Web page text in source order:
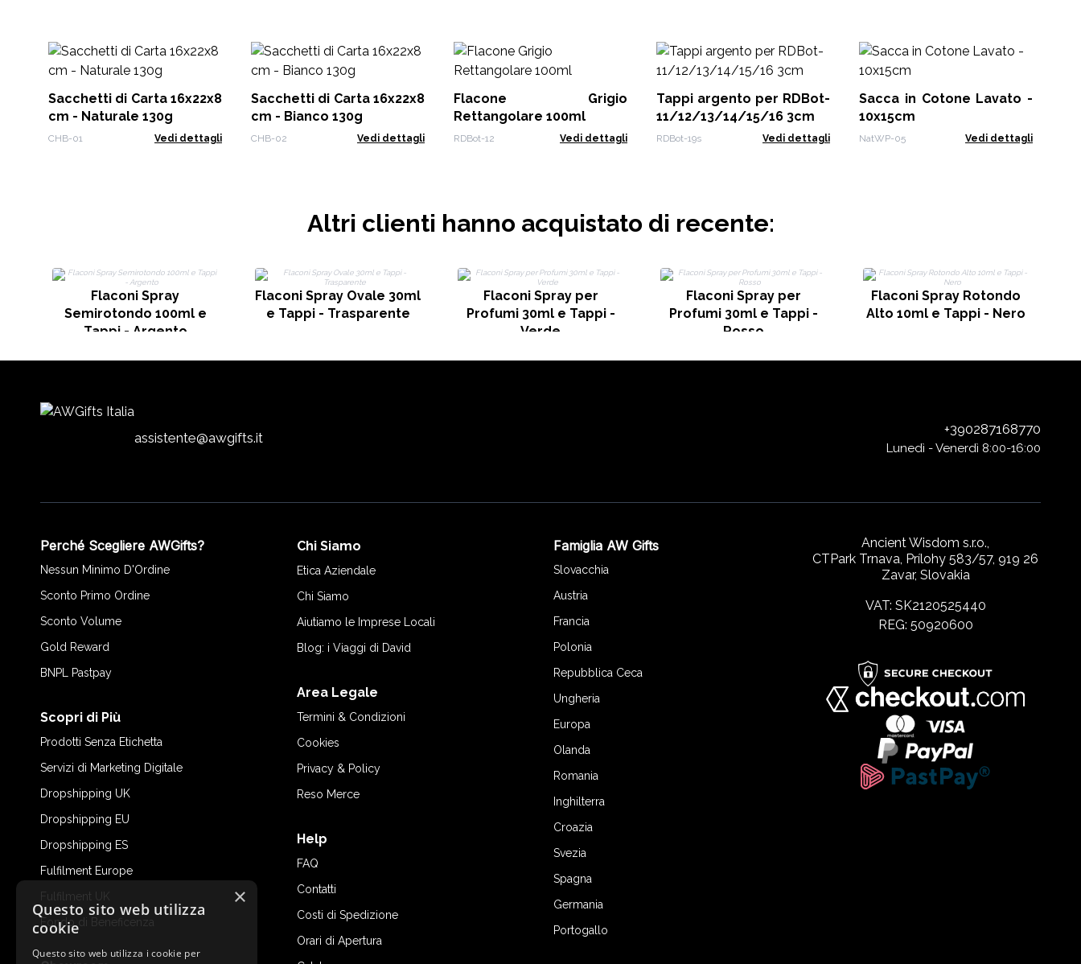
Sacchetti di Carta 16x22x8
cm - Naturale 130g
CHB-01 Vedi dettagli
Sacchetti di Carta 16x22x8
cm - Bianco 130g
CHB-02 Vedi dettagli
Flacone Grigio
Rettangolare 100ml
RDBot-12 Vedi dettagli
Tappi argento per RDBot-
11/12/13/14/15/16 3cm
RDBot-19s Vedi dettagli
Sacca in Cotone Lavato -
10x15cm
NatWP-05 Vedi dettagli
Altri clienti hanno acquistato di recente:
Flaconi Spray
Semirotondo 100ml e
Tappi - Argento
Flaconi Spray Ovale 30ml
e Tappi - Trasparente
Flaconi Spray per
Profumi 30ml e Tappi -
Verde
Flaconi Spray per
Profumi 30ml e Tappi -
Rosso
Flaconi Spray Rotondo
Alto 10ml e Tappi - Nero
assistente@awgifts.it
+390287168770
Lunedì - Venerdì 8:00-16:00
Perché Scegliere AWGifts?
Nessun Minimo D'Ordine
Sconto Primo Ordine
Sconto Volume
Gold Reward
BNPL Pastpay
Scopri di Più
Prodotti Senza Etichetta
Servizi di Marketing Digitale
Dropshipping UK
Dropshipping EU
Dropshipping ES
Fulfilment Europe
Fulfilment UK
Fondo di Beneficenza
Chi Siamo
Etica Aziendale
Chi Siamo
Aiutiamo le Imprese Locali
Blog: i Viaggi di David
Area Legale
Termini & Condizioni
Cookies
Privacy & Policy
Reso Merce
Help
FAQ
Contatti
Costi di Spedizione
Orari di Apertura
Famiglia AW Gifts
Slovacchia
Austria
Francia
Polonia
Repubblica Ceca
Ungheria
Europa
Olanda
Romania
Inghilterra
Croazia
Svezia
Spagna
Germania
Portogallo
Ancient Wisdom s.r.o.,
CTPark Trnava, Prílohy 583/57, 919 26
Zavar, Slovakia
VAT: SK2120525440
REG: 50920600
×
Questo sito web utilizza
cookie
Questo sito web utilizza i cookie per